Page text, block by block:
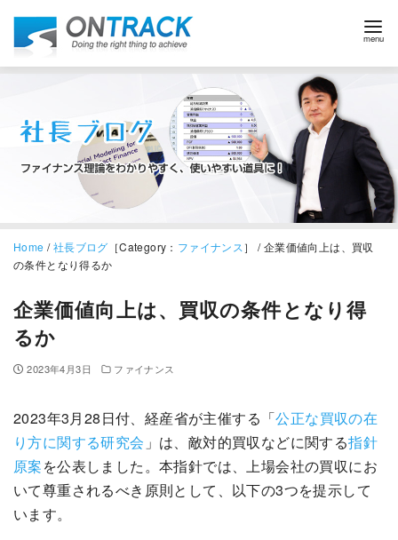
Home /社長ブログ ［Category： ファイナンス ］ / 企業価値向上は、買収
の条件となり得るか
企業価値向上は、買収の条件となり得
るか
2023年4月3日 ファイナンス
2023年3月28日付、経産省が主催する「公正な買収の在
り方に関する研究会 」は、敵対的買収などに関する指針
原案を公表しました。本指針では、上場会社の買収にお
いて尊重されるべき原則として、以下の3つを提示して
います。